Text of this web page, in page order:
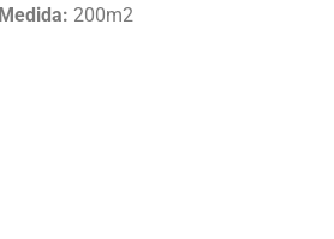
Medida: 200m2